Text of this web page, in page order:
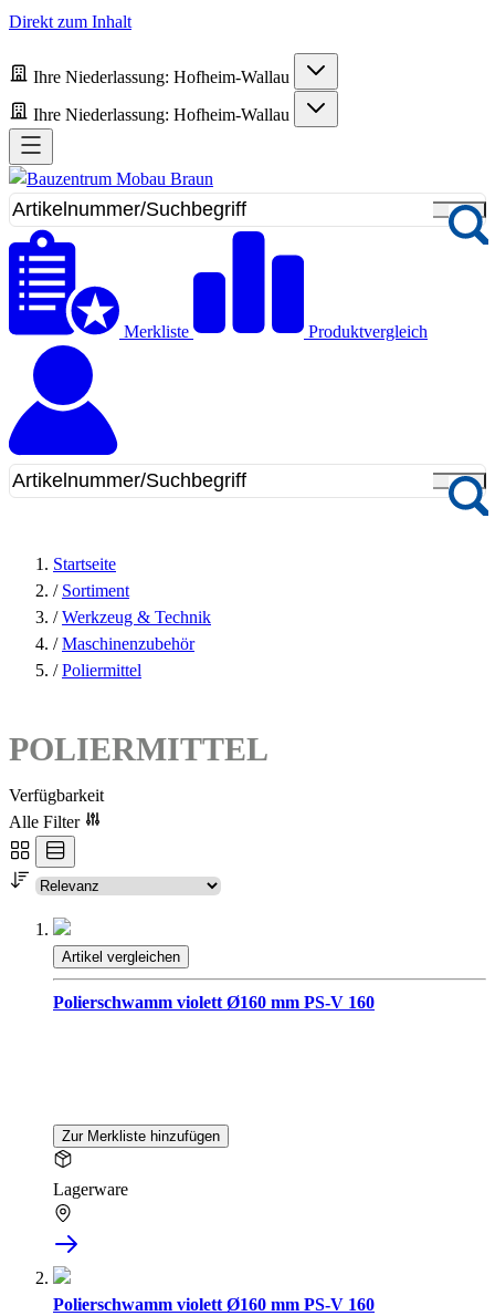
Direkt zum Inhalt
Ihre Niederlassung: Hofheim-Wallau
Ihre Niederlassung: Hofheim-Wallau
Merkliste Produktvergleich
Startseite
/ Sortiment
/ Werkzeug & Technik
/ Maschinenzubehör
/ Poliermittel
POLIERMITTEL
Verfügbarkeit
Alle Filter
Artikel vergleichen
Polierschwamm violett Ø160 mm PS-V 160
Zur Merkliste hinzufügen
Lagerware
Polierschwamm violett Ø160 mm PS-V 160